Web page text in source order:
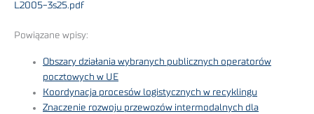
L2005-3s25.pdf
Powiązane wpisy:
Obszary działania wybranych publicznych operatorów
pocztowych w UE
Koordynacja procesów logistycznych w recyklingu
Znaczenie rozwoju przewozów intermodalnych dla